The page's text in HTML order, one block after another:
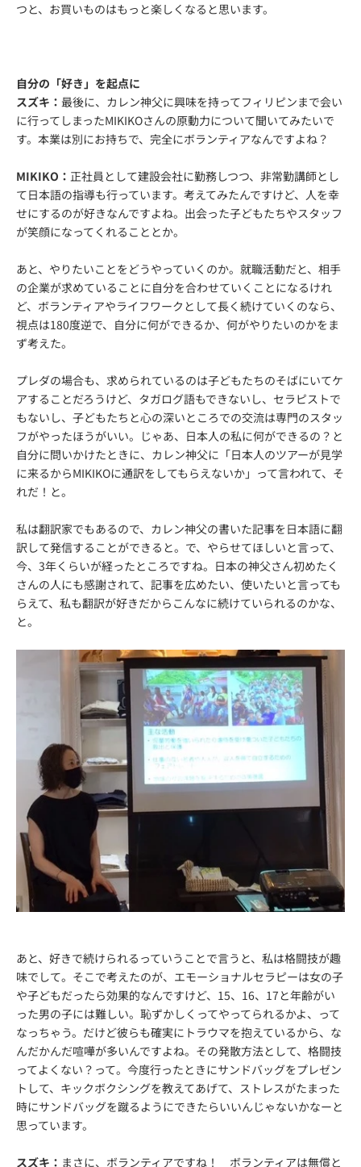
つと、お買いものはもっと楽しくなると思います。
自分の「好き」を起点に
スズキ： 最後に、カレン神父に興味を持ってフィリピンまで会い
に行ってしまったMIKIKOさんの原動力について聞いてみたいで
す。本業は別にお持ちで、完全にボランティアなんですよね？
MIKIKO： 正社員として建設会社に勤務しつつ、非常勤講師とし
て日本語の指導も行っています。考えてみたんですけど、人を幸
せにするのが好きなんですよね。出会った子どもたちやスタッフ
が笑顔になってくれることとか。
あと、やりたいことをどうやっていくのか。就職活動だと、相手
の企業が求めていることに自分を合わせていくことになるけれ
ど、ボランティアやライフワークとして長く続けていくのなら、
視点は180度逆で、自分に何ができるか、何がやりたいのかをま
ず考えた。
プレダの場合も、求められているのは子どもたちのそばにいてケ
アすることだろうけど、タガログ語もできないし、セラピストで
もないし、子どもたちと心の深いところでの交流は専門のスタッ
フがやったほうがいい。じゃあ、日本人の私に何ができるの？と
自分に問いかけたときに、カレン神父に「日本人のツアーが見学
に来るからMIKIKOに通訳をしてもらえないか」って言われて、そ
れだ！と。
私は翻訳家でもあるので、カレン神父の書いた記事を日本語に翻
訳して発信することができると。で、やらせてほしいと言って、
今、3年くらいが経ったところですね。日本の神父さん初めたく
さんの人にも感謝されて、記事を広めたい、使いたいと言っても
らえて、私も翻訳が好きだからこんなに続けていられるのかな、
と。
あと、好きで続けられるっていうことで言うと、私は格闘技が趣
味でして。そこで考えたのが、エモーショナルセラピーは女の子
や子どもだったら効果的なんですけど、15、16、17と年齢がい
った男の子には難しい。恥ずかしくってやってられるかよ、って
なっちゃう。だけど彼らも確実にトラウマを抱えているから、な
んだかんだ喧嘩が多いんですよね。その発散方法として、格闘技
ってよくない？って。今度行ったときにサンドバッグをプレゼン
トして、キックボクシングを教えてあげて、ストレスがたまった
時にサンドバッグを蹴るようにできたらいいんじゃないかなーと
思っています。
スズキ： まさに、ボランティアですね！ ボランティアは無償と